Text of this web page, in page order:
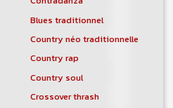
Blues traditionnel
Country néo traditionnelle
Country rap
Country soul
Crossover thrash